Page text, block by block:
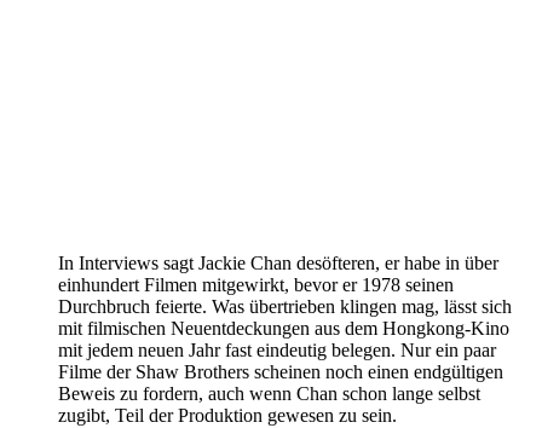
In Interviews sagt Jackie Chan desöfteren, er habe in über
einhundert Filmen mitgewirkt, bevor er 1978 seinen
Durchbruch feierte. Was übertrieben klingen mag, lässt sich
mit filmischen Neuentdeckungen aus dem Hongkong-Kino
mit jedem neuen Jahr fast eindeutig belegen. Nur ein paar
Filme der Shaw Brothers scheinen noch einen endgültigen
Beweis zu fordern, auch wenn Chan schon lange selbst
zugibt, Teil der Produktion gewesen zu sein.